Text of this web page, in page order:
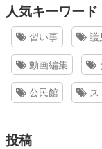
人気キーワード
習い事 護
動画編集
公民館 ス
投稿